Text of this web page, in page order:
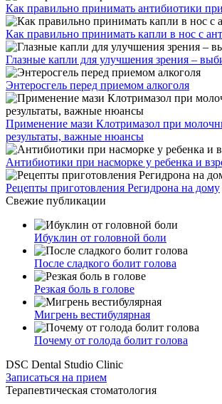
Как правильно принимать антибиотики
Как правильно принимать капли в нос с
Глазные капли для улучшения зрения –
Энтеросгель перед приемом алкоголя
Применение мази Клотримазол при
результаты, важные нюансы
Антибиотики при насморке у ребенка и
Рецепты приготовления Регидрона на дому
Свежие публикации
Ибуклин от головной боли
После сладкого болит голова
Резкая боль в голове
Мигрень вестибулярная
Почему от голода болит голова
DSC Dental Studio Clinic
Записаться на прием
Терапевтическая стоматология